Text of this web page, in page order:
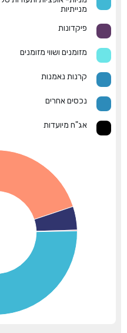
מנייתיות
פיקדונות
מזומנים ושווי מזומנים
קרנות נאמנות
נכסים אחרים
אג"ח מיועדות